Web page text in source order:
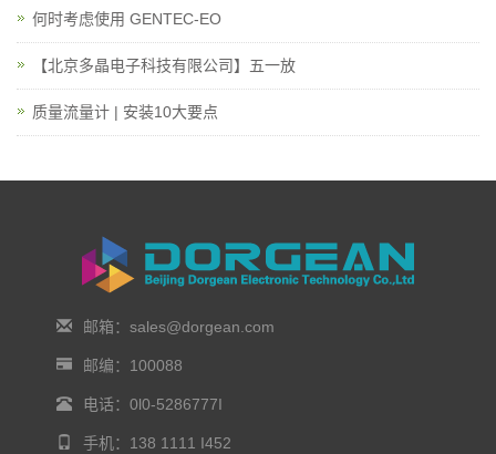
何时考虑使用 GENTEC-EO
【北京多晶电子科技有限公司】五一放
质量流量计 | 安装10大要点
邮箱：sales@dorgean.com
邮编：100088
电话：0l0-5286777I
手机：138 1111 I452